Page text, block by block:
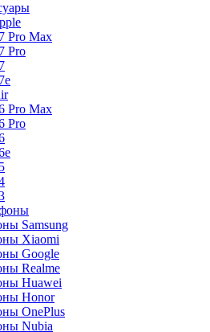
Pro Max
Pro
Pro Max
Pro
Samsung
Xiaomi
Google
Realme
Huawei
Honor
OnePlus
Nubia